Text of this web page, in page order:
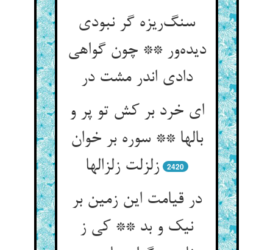
سنگ‌ریزه گر نبودی
دیده‌ور ** چون گواهی
دادی اندر مشت در
ای خرد بر کش تو پر و
بالها ** سوره بر خوان
زلزلت زلزالها
2420
در قیامت این زمین بر
نیک و بد ** کی ز